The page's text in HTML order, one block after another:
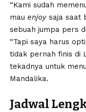
“Kami sudah
mau enjoy saja saat
sebuah jumpa pers
“Tapi saya harus
tidak pernah finis di
tekadnya untuk
Mandalika.
Jadwal